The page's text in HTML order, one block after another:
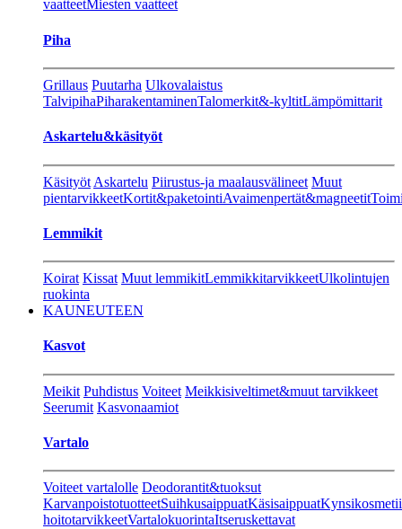
vaatteetMiesten vaatteet
Piha
Grillaus Puutarha Ulkovalaistus
TalvipihaPiharakentaminenTalomerkit&-kyltitLämpömittarit
Askartelu&käsityöt
Käsityöt Askartelu Piirustus-ja maalausvälineet Muut
pientarvikkeetKortit&paketointiAvaimenpertät&magneetit
Lemmikit
Koirat Kissat Muut lemmikitLemmikkitarvikkeetUlkolintujen
ruokinta
KAUNEUTEEN
Kasvot
Meikit Puhdistus Voiteet Meikkisiveltimet&muut tarvikkeet
Seerumit Kasvonaamiot
Vartalo
Voiteet vartalolle Deodorantit&tuoksut
KarvanpoistotuotteetSuihkusaippuatKäsisaippuat
hoitotarvikkeetVartalokuorintaItseruskettavat